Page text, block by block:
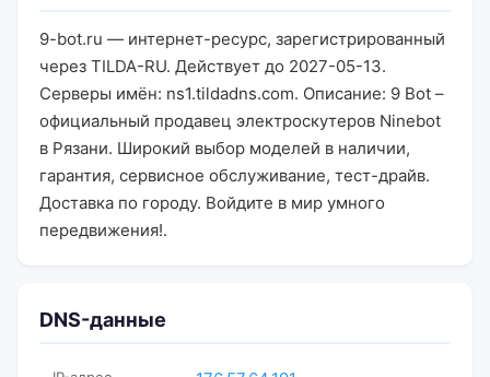
9-bot.ru — интернет-ресурс, зарегистрированный
через TILDA-RU. Действует до 2027-05-13.
Серверы имён: ns1.tildadns.com. Описание: 9 Bot –
официальный продавец электроскутеров Ninebot
в Рязани. Широкий выбор моделей в наличии,
гарантия, сервисное обслуживание, тест-драйв.
Доставка по городу. Войдите в мир умного
передвижения!.
DNS-данные